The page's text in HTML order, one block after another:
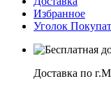
Избранное
Уголок
Доставка по